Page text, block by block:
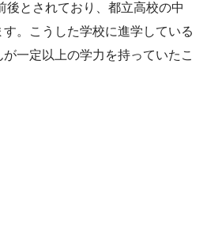
後とされており、都立高校の中
。こうした学校に進学している
一定以上の学力を持っていたこ